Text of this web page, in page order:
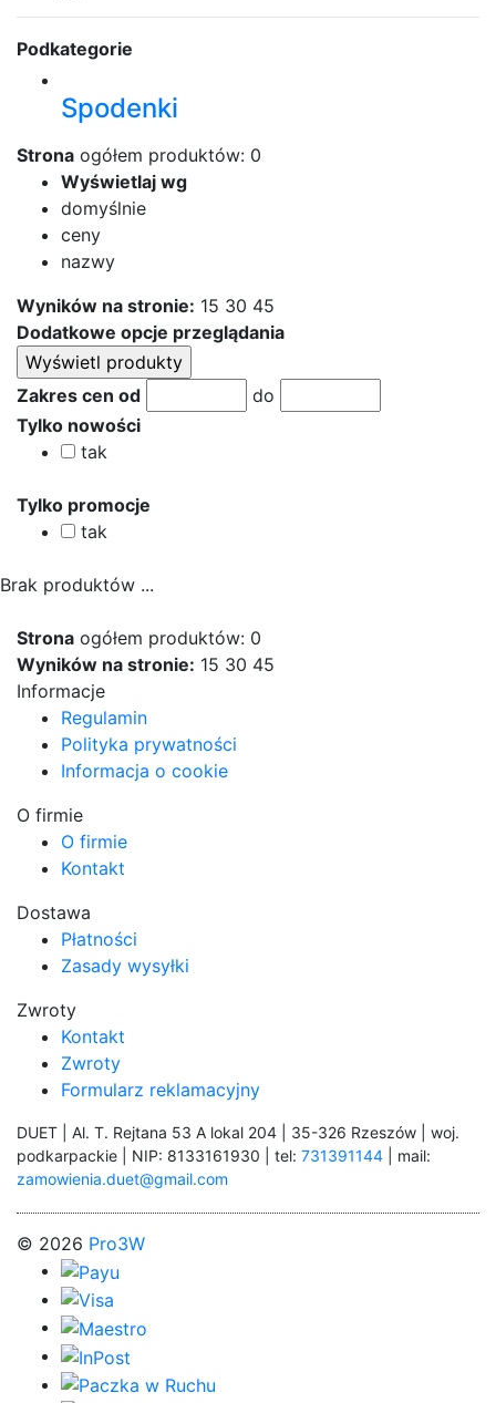
Podkategorie
Spodenki
Strona ogółem produktów: 0
Wyświetlaj wg
domyślnie
ceny
nazwy
Wyników na stronie: 15 30 45
Dodatkowe opcje przeglądania
Zakres cen od
do
Tylko nowości
tak
Tylko promocje
tak
Brak produktów ...
Strona ogółem produktów: 0
Wyników na stronie: 15 30 45
Informacje
Regulamin
Polityka prywatności
Informacja o cookie
O firmie
O firmie
Kontakt
Dostawa
Płatności
Zasady wysyłki
Zwroty
Kontakt
Zwroty
Formularz reklamacyjny
DUET | Al. T. Rejtana 53 A lokal 204 | 35-326 Rzeszów | woj.
podkarpackie | NIP: 8133161930 | tel: 731391144 | mail:
zamowienia.duet@gmail.com
© 2026 Pro3W